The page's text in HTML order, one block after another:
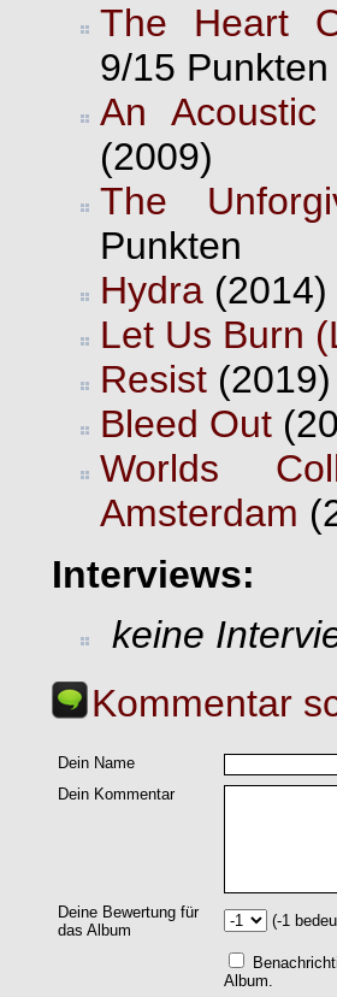
The Heart
9/15 Punkten
An
(2009)
The
Punkten
Hydra(2014)
Let Us Burn
Resist(2019)
Bleed Out
Worlds
Amsterdam
Interviews:
keine
Kommentar
Dein Name
Dein Kommentar
Deine Bewertung für
das Album
(-1
Album.